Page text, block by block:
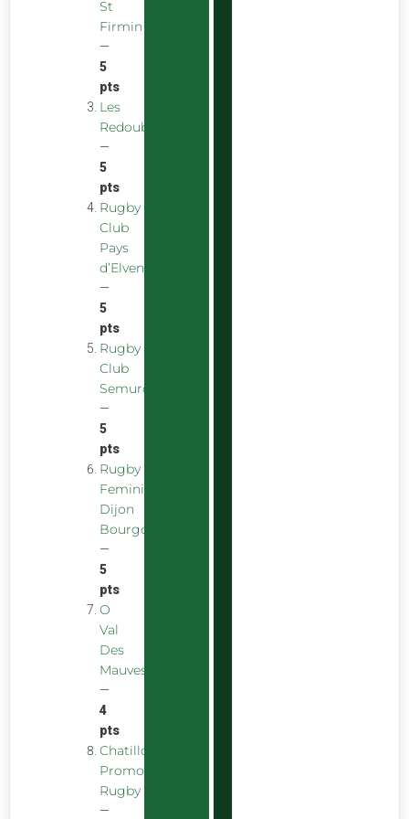
St
Firmin
—
5
pts
Les
Redoubstables
—
5
pts
Rugby
Club
Pays
d’Elven
—
5
pts
Rugby
Club
Semurois
—
5
pts
Rugby
Feminin
Dijon
Bourgogne
—
5
pts
O
Val
Des
Mauves
—
4
pts
Chatillon
Promotion
Rugby
—